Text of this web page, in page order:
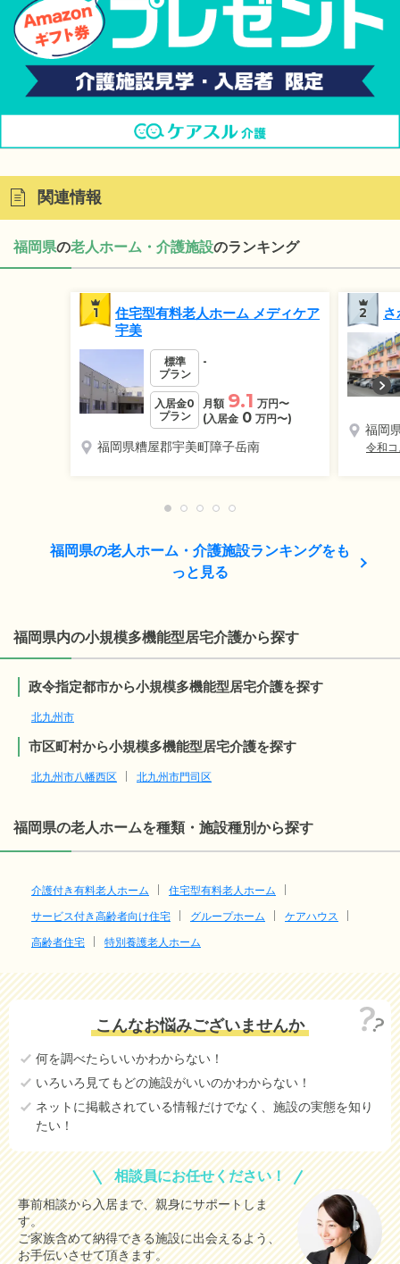
関連情報
福岡県の老人ホーム・介護施設のランキング
1
住宅型有料老人ホーム メディケア
宇美
標準
プラン
-
入居金0
プラン
月額 9.1 万円〜
(入居金 0 万円〜)
福岡県糟屋郡宇美町障子岳南
2
福岡
令和
福岡県の老人ホーム・介護施設ランキングをも
っと見る
福岡県内の小規模多機能型居宅介護から探す
政令指定都市から小規模多機能型居宅介護を探す
北九州市
市区町村から小規模多機能型居宅介護を探す
北九州市八幡西区 北九州市門司区
福岡県の老人ホームを種類・施設種別から探す
介護付き有料老人ホーム
住宅型有料老人ホーム
サービス付き高齢者向け住宅
グループホーム
ケアハウス
高齢者住宅
特別養護老人ホーム
こんなお悩みございませんか
何を調べたらいいかわからない！
いろいろ見てもどの施設がいいのかわからない！
ネットに掲載されている情報だけでなく、施設の実態を知り
たい！
相談員にお任せください！
事前相談から入居まで、親身にサポートしま
す。
ご家族含めて納得できる施設に出会えるよう、
お手伝いさせて頂きます。